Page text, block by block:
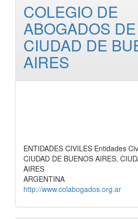
COLEGIO DE
ABOGADOS
CIUDAD DE
AIRES
ENTIDADES CIVILES Entidades
CIUDAD DE BUENOS AIRES,
AIRES
ARGENTINA
http://www.colabogados.org.ar